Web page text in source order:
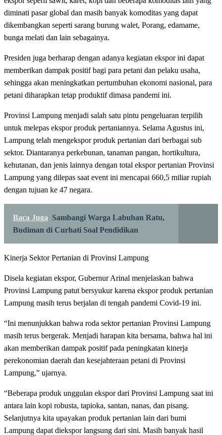
diminati pasar global dan masih banyak komoditas yang dapat
dikembangkan seperti sarang burung walet, Porang, edamame,
bunga melati dan lain sebagainya.
Presiden juga berharap dengan adanya kegiatan ekspor ini dapat
memberikan dampak positif bagi para petani dan pelaku usaha,
sehingga akan meningkatkan pertumbuhan ekonomi nasional, para
petani diharapkan tetap produktif dimasa pandemi ini.
Provinsi Lampung menjadi salah satu pintu pengeluaran terpilih
untuk melepas ekspor produk pertaniannya. Selama Agustus ini,
Lampung telah mengekspor produk pertanian dari berbagai sub
sektor. Diantaranya perkebunan, tanaman pangan, hortikultura,
kehutanan, dan jenis lainnya dengan total ekspor pertanian Provinsi
Lampung yang dilepas saat event ini mencapai 660,5 miliar rupiah
dengan tujuan ke 47 negara.
Baca Juga Sambangi Warga Labuhan Ratu,
Budiman di Curhati Soal Pendidikan
Kinerja Sektor Pertanian di Provinsi Lampung
Disela kegiatan ekspor, Gubernur Arinal menjelaskan bahwa
Provinsi Lampung patut bersyukur karena ekspor produk pertanian
Lampung masih terus berjalan di tengah pandemi Covid-19 ini.
“Ini menunjukkan bahwa roda sektor pertanian Provinsi Lampung
masih terus bergerak. Menjadi harapan kita bersama, bahwa hal ini
akan memberikan dampak positif pada peningkatan kinerja
perekonomian daerah dan kesejahteraan petani di Provinsi
Lampung,” ujarnya.
“Beberapa produk unggulan ekspor dari Provinsi Lampung saat ini
antara lain kopi robusta, tapioka, santan, nanas, dan pisang.
Selanjutnya kita upayakan produk pertanian lain dari bumi
Lampung dapat diekspor langsung dari sini. Masih banyak hasil